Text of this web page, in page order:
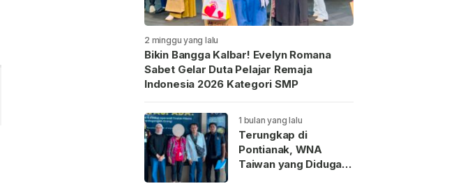
2 minggu yang lalu
Bikin Bangga Kalbar! Evelyn Romana
Sabet Gelar Duta Pelajar Remaja
Indonesia 2026 Kategori SMP
1 bulan yang lalu
Terungkap di
Pontianak, WNA
Taiwan yang Diduga